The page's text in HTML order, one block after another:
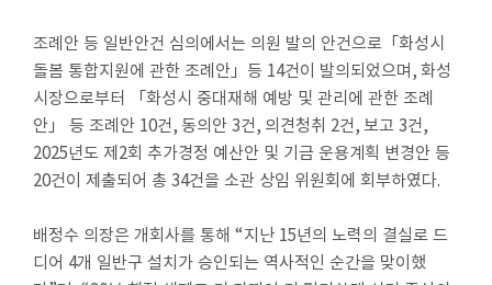
공
개
누
리
집
내
조례안 등 일반안건 심의에서는 의원 발의 안건으로 「화성시
돌봄 통합지원에 관한 조례안」 등 14건이 발의되었으며,화성
시장으로부터
「화성시 중대재해 예방 및 관리에 관한 조례
안」 등 조례안 10건, 동의안3건, 의견청취 2건,보고3건,
2025년도 제2회 추가경정 예산안 및 기금 운용계획 변경안 등
20건이 제출되어 총 34건을 소관 상임 위원회에 회부하였다.
배정수 의장은 개회사를 통해 “지난 15년의 노력의 결실로 드
디어 4개 일반구 설치가 승인되는 역사적인 순간을 맞이했